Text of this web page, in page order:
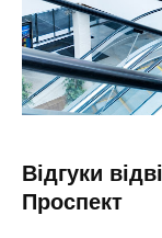
Відгуки
Проспект